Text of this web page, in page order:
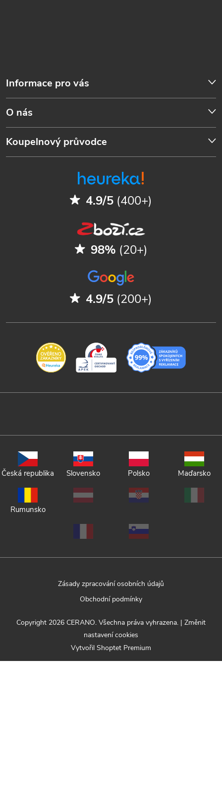
Informace pro vás
O nás
Koupelnový průvodce
4.9/5 (400+)
98% (20+)
4.9/5 (200+)
Česká republika Slovensko Polsko Maďarsko
Rumunsko
Zásady zpracování osobních údajů
Obchodní podmínky
Vytvořil Shoptet Premium
Copyright 2026 CERANO. Všechna práva vyhrazena. | Změnit
nastavení cookies